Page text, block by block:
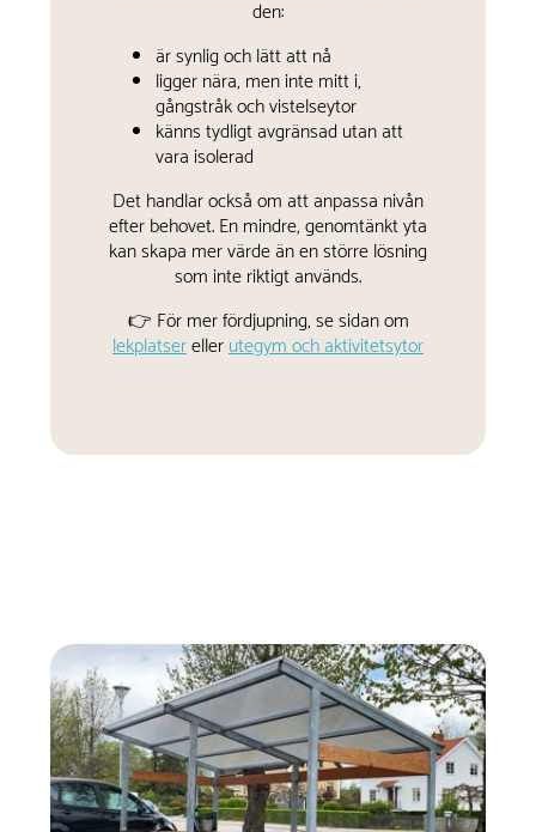
den:
är synlig och lätt att nå
ligger nära, men inte mitt i,
gångstråk och vistelseytor
känns tydligt avgränsad utan att
vara isolerad
Det handlar också om att anpassa nivån
efter behovet. En mindre, genomtänkt yta
kan skapa mer värde än en större lösning
som inte riktigt används.
👉 För mer fördjupning, se sidan om
lekplatserellerutegym och aktivitetsytor